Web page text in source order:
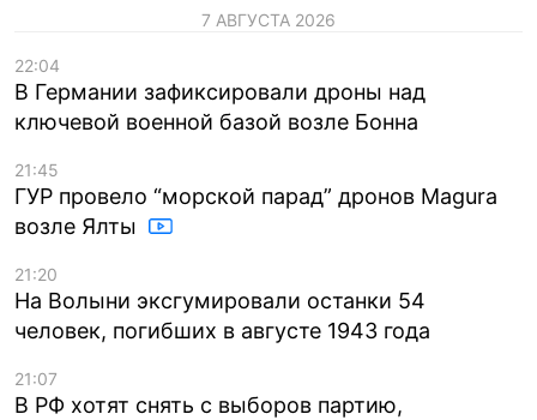
7 АВГУСТА 2026
22:04
В Германии зафиксировали дроны над
ключевой военной базой возле Бонна
21:45
ГУР провело “морской парад” дронов Magura
возле Ялты
21:20
На Волыни эксгумировали останки 54
человек, погибших в августе 1943 года
21:07
В РФ хотят снять с выборов партию,